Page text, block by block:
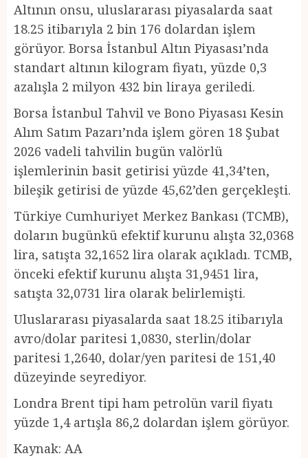
Altının onsu, uluslararası piyasalarda saat
18.25 itibarıyla 2 bin 176 dolardan işlem
görüyor. Borsa İstanbul Altın Piyasası’nda
standart altının kilogram fiyatı, yüzde 0,3
azalışla 2 milyon 432 bin liraya geriledi.
Borsa İstanbul Tahvil ve Bono Piyasası Kesin
Alım Satım Pazarı’nda işlem gören 18 Şubat
2026 vadeli tahvilin bugün valörlü
işlemlerinin basit getirisi yüzde 41,34’ten,
bileşik getirisi de yüzde 45,62’den gerçekleşti.
Türkiye Cumhuriyet Merkez Bankası (TCMB),
doların bugünkü efektif kurunu alışta 32,0368
lira, satışta 32,1652 lira olarak açıkladı. TCMB,
önceki efektif kurunu alışta 31,9451 lira,
satışta 32,0731 lira olarak belirlemişti.
Uluslararası piyasalarda saat 18.25 itibarıyla
avro/dolar paritesi 1,0830, sterlin/dolar
paritesi 1,2640, dolar/yen paritesi de 151,40
düzeyinde seyrediyor.
Londra Brent tipi ham petrolün varil fiyatı
yüzde 1,4 artışla 86,2 dolardan işlem görüyor.
Kaynak: AA